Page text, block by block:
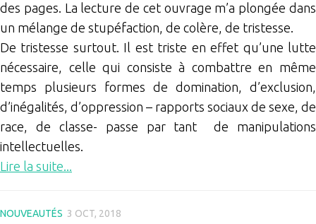
des pages. La lecture de cet ouvrage m’a plongée dans
un mélange de stupéfaction, de colère, de tristesse.
De tristesse surtout. Il est triste en effet qu’une lutte
nécessaire, celle qui consiste à combattre en même
temps plusieurs formes de domination, d’exclusion,
d’inégalités, d’oppression – rapports sociaux de sexe, de
race, de classe- passe par tant de manipulations
intellectuelles.
Lire la suite...
NOUVEAUTÉS 3 OCT, 2018